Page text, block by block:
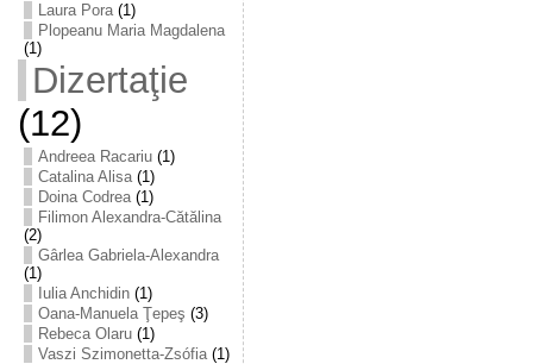
Laura Pora(1)
Plopeanu Maria Magdalena
(1)
Dizertaţie
(12)
Andreea Racariu(1)
Catalina Alisa(1)
Doina Codrea(1)
Filimon Alexandra-Cătălina
(2)
Gârlea Gabriela-Alexandra
(1)
Iulia Anchidin(1)
Oana-Manuela Ţepeş (3)
Rebeca Olaru(1)
Vaszi Szimonetta-Zsófia(1)